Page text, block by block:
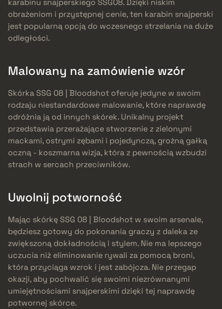
karabinu snajperskiego SSG08. Dzięki niskim
obrażeniom i przystępnej cenie, ten karabin snajperski
jest popularną opcją do wczesnego strzelania na duże
odległości.
Malowany na zamówienie wzór
Skórka SSG 08 | Bloodshot oferuje jedyne w swoim
rodzaju niestandardowe malowanie, które naprawdę
odróżnia ją od innych skórek. Unikalny projekt
przedstawia przerażające stworzenie z zielonymi
mackami, ostrymi zębami i pojedynczą, groźną gałką
oczną - koszmarna wizja, która z pewnością wzbudzi
strach w sercach przeciwników.
Uwolnij potworność
Mając skórkę SSG 08 | Bloodshot w swoim arsenale,
będziesz gotowy do pokonania graczy z daleka ze
zwiększoną dokładnością i stylem. Nie ma lepszego
uczucia niż eliminowanie rywali za pomocą broni,
która przyciąga wzrok i jest zabójcza. Nie przegap
okazji, aby pochwalić się swoimi niezrównanymi
umiejętnościami snajperskimi dzięki tej naprawdę
potwornej skórce.